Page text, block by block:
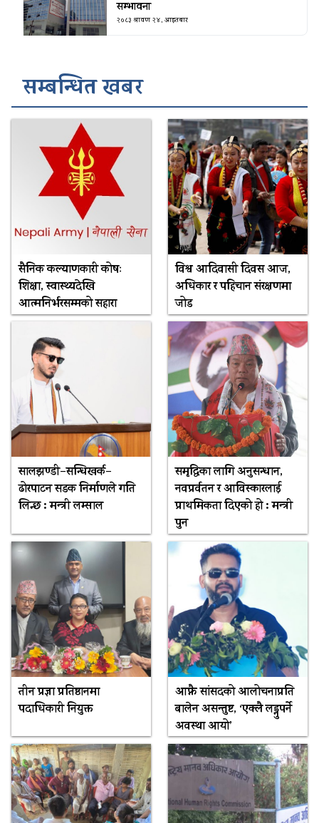
सम्भावना
२०८३ श्रावण २४, आइतबार
सम्बन्धित खबर
सैनिक कल्याणकारी कोषः
शिक्षा, स्वास्थ्यदेखि
आत्मनिर्भरसम्मको सहारा
विश्व आदिवासी दिवस आज,
अधिकार र पहिचान संरक्षणमा
जोड
सालझण्डी–सन्धिखर्क–
ढोरपाटन सडक निर्माणले गति
लिन्छ : मन्त्री लम्साल
समृद्धिका लागि अनुसन्धान,
नवप्रर्वतन र आविस्कारलाई
प्राथमिकता दिएको हो : मन्त्री
पुन
तीन प्रज्ञा प्रतिष्ठानमा
पदाधिकारी नियुक्त
आफ्नै सांसदको आलोचनाप्रति
बालेन असन्तुष्ट, ‘एक्लै लड्नुपर्ने
अवस्था आयो’